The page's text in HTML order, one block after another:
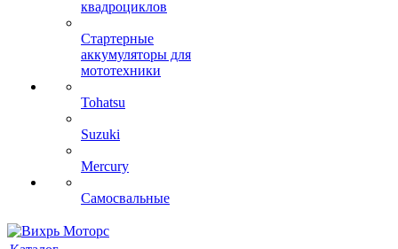
квадроциклов
Стартерные
аккумуляторы для
мототехники
Tohatsu
Suzuki
Mercury
Самосвальные